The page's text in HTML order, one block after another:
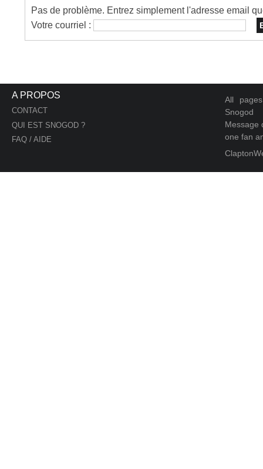
Pas de problème. Entrez simplement l'adresse email
Votre courriel :
A PROPOS
CONTACT
QUI EST SNOGOD ?
FAQ / AIDE
All
Snogod
Message
one fan